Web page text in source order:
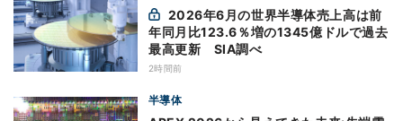
年同月比123.6％増の1345億ドルで過去
最高更新 SIA調べ
2時間前
半導体